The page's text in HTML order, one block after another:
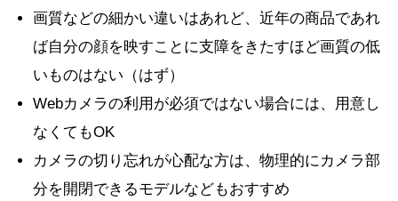
画質などの細かい違いはあれど、近年の商品であれ
ば自分の顔を映すことに支障をきたすほど画質の低
いものはない（はず）
Webカメラの利用が必須ではない場合には、用意し
なくてもOK
カメラの切り忘れが心配な方は、物理的にカメラ部
分を開閉できるモデルなどもおすすめ